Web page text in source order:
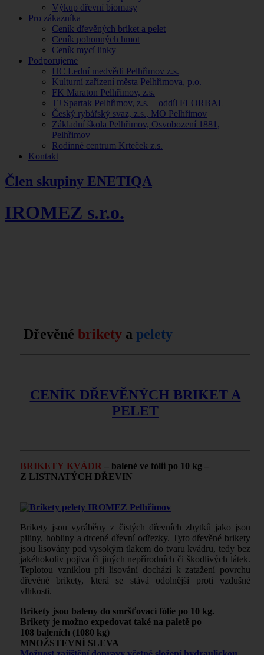
Výkup dřevní biomasy
Pro zákazníka
Ceník dřevěných briket a pelet
Ceník pohonných hmot
Ceník mycí linky
Podporujeme
HC Lední medvědi Pelhřimov z.s.
Kulturní zařízení města Pelhřimova, p.o.
FK Maraton Pelhřimov, z.s.
TJ Spartak Pelhřimov, z.s. – oddíl FLORBAL
Český rybářský svaz, z.s., MO Pelhřimov
Základní škola Pelhřimov, Osvobození 1881,
Pelhřimov
Rodinné centrum Krteček z.s.
Kontakt
Člen skupiny ENETIQA
IROMEZ s.r.o.
Dřevěné brikety a pelety
CENÍK DŘEVĚNÝCH BRIKET A
PELET
BRIKETY KVÁDR – balené ve fólii po 10 kg –
Z LISTNATÝCH DŘEVIN
Brikety jsou vyráběny z čistých dřevních zbytků jako jsou
piliny, hobliny a drcené dřevní odřezky. Tyto dřevěné brikety
jsou lisovány pod vysokým tlakem do tvaru kvádru, tedy bez
jakéhokoliv pojiva či jiných nepřírodních či škodlivých látek.
Teplotou vzniklou při lisování dochází k zatažení povrchu
dřevěné brikety, která se stává odolnější proti vzdušné
vlhkosti.
Brikety jsou baleny do smršťovací fólie po 10 kg.
Brikety je možno expedovat také na paletě po
108 baleních (1080 kg)
MNOŽSTEVNÍ SLEVA